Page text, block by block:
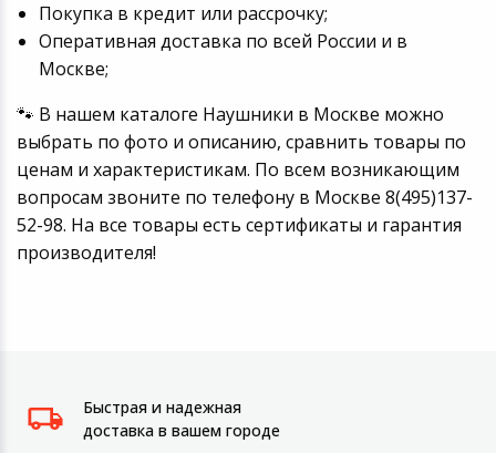
Покупка в кредит или рассрочку;
Оперативная доставка по всей России и в
Москве;
🐾 В нашем каталоге Наушники в Москве можно
выбрать по фото и описанию, сравнить товары по
ценам и характеристикам. По всем возникающим
вопросам звоните по телефону в Москве 8(495)137-
52-98. На все товары есть сертификаты и гарантия
производителя!
Быстрая и надежная
доставка в вашем городе